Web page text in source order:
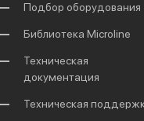
Подбор оборудования
Библиотека Microline
Техническая
документация
Техническая